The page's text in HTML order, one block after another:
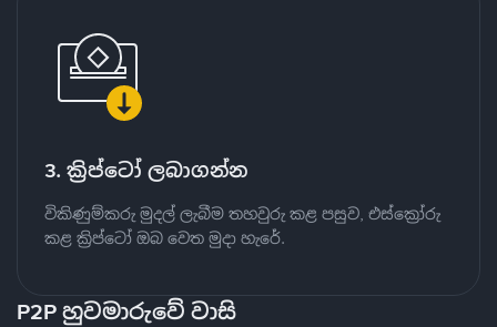
3. ක්‍රිප්ටෝ ලබාගන්න
විකිණුම්කරු මුදල් ලැබීම තහවුරු කළ පසුව, එස්ක්‍රෝරු
කළ ක්‍රිප්ටෝ ඔබ වෙත මුදා හැරේ.
P2P හුවමාරුවේ වාසි